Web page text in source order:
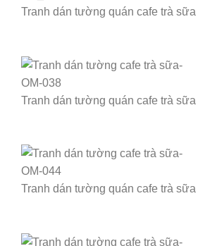
Tranh dán tường quán cafe trà
Tranh dán tường quán cafe trà sữa
Tranh dán tường quán cafe trà sữa